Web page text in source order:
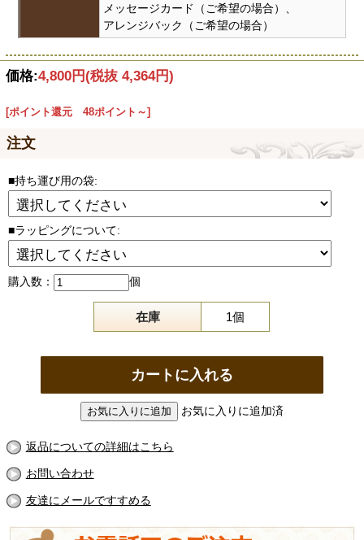
メッセージカード（ご希望の場合）、
アレンジバック（ご希望の場合）
価格:4,800円(税抜 4,364円)
[ポイント還元 48ポイント～]
注文
■持ち運び用の袋:
■ラッピングについて:
購入数： 個
在庫 1個
お気に入りに追加済
返品についての詳細はこちら
お問い合わせ
友達にメールですすめる